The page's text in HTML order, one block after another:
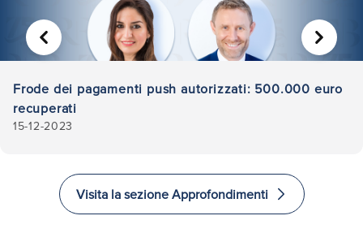
Frode dei pagamenti push autorizzati: 500.000 euro
recuperati
15-12-2023
PRECEDENTE AVANTI
Visita la sezione Approfondimenti